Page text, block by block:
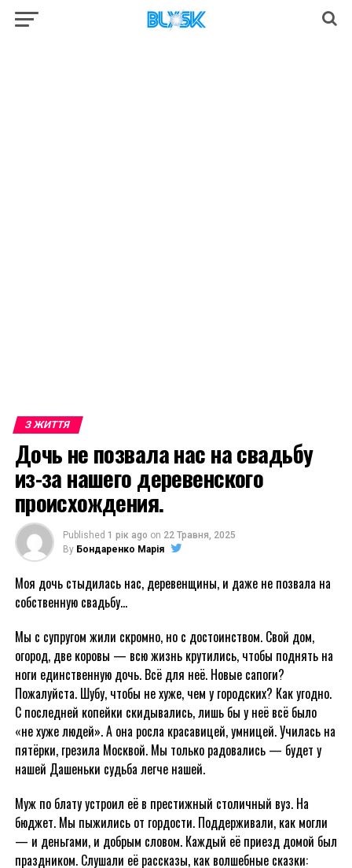
З ЖИТТЯ
Дочь не позвала нас на свадьбу
из-за нашего деревенского
происхождения.
Published 1 рік ago on 22 Травня, 2025
By Бондаренко Марія
Моя дочь стыдилась нас, деревенщины, и даже не позвала на
собственную свадьбу…
Мы с супругом жили скромно, но с достоинством. Свой дом,
огород, две коровы — всю жизнь крутились, чтобы поднять на
ноги единственную дочь. Всё для неё. Новые сапоги?
Пожалуйста. Шубу, чтобы не хуже, чем у городских? Как угодно.
С последней копейки скидывались, лишь бы у неё всё было
«не хуже людей». А она росла красавицей, умницей. Училась на
пятёрки, грезила Москвой. Мы только радовались — будет у
нашей Дашеньки судьба легче нашей.
Муж по блату устроил её в престижный столичный вуз. На
бюджет. Мы пыжились от гордости. Поддерживали, как могли
— и деньгами, и добрым словом. Каждый её приезд домой был
праздником. Слушали её рассказы, как волшебные сказки: